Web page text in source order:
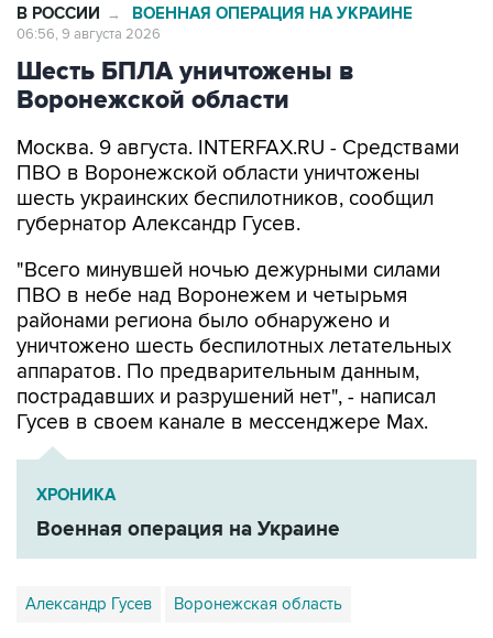
В РОССИИ → ВОЕННАЯ ОПЕРАЦИЯ НА УКРАИНЕ
06:56, 9 августа 2026
Шесть БПЛА уничтожены в
Воронежской области
Москва. 9 августа. INTERFAX.RU - Средствами
ПВО в Воронежской области уничтожены
шесть украинских беспилотников, сообщил
губернатор Александр Гусев.
"Всего минувшей ночью дежурными силами
ПВО в небе над Воронежем и четырьмя
районами региона было обнаружено и
уничтожено шесть беспилотных летательных
аппаратов. По предварительным данным,
пострадавших и разрушений нет", - написал
Гусев в своем канале в мессенджере Max.
ХРОНИКА
Военная операция на Украине
Александр Гусев Воронежская область